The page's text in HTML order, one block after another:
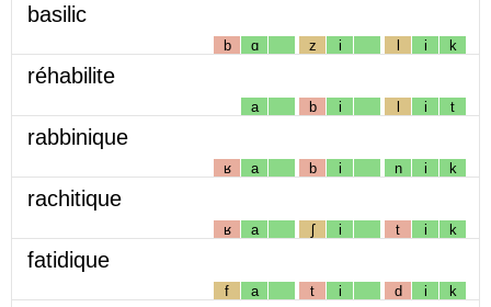
basilic
b ɑ z i l i k
réhabilite
a b i l i t
rabbinique
ʁ a b i n i k
rachitique
ʁ a ʃ i t i k
fatidique
f a t i d i k